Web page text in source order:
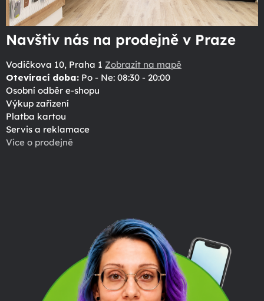
Navštiv nás na prodejně v Praze
Vodičkova 10, Praha 1 Zobrazit na mapě
Otevírací doba: Po - Ne: 08:30 - 20:00
Osobní odběr e-shopu
Výkup zařízení
Platba kartou
Servis a reklamace
Více o prodejně